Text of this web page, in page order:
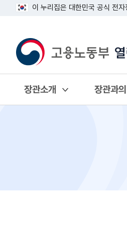
이 누리집은 대한민국 공식 전
장관소개 장관과